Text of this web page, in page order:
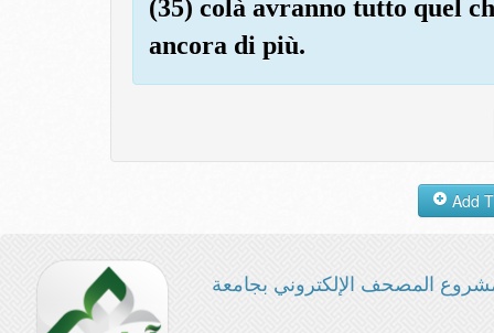
(35) colà avranno tutto quel
ancora di più.
المصحف الإلكتروني بجامعة